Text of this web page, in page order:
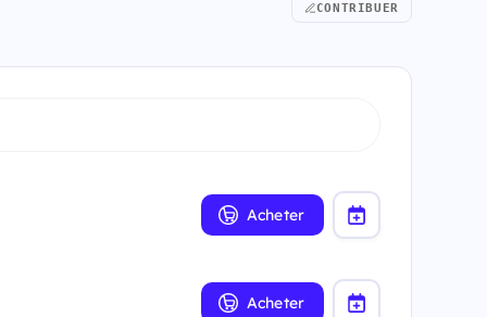
CONTRIBUER
Acheter
Acheter